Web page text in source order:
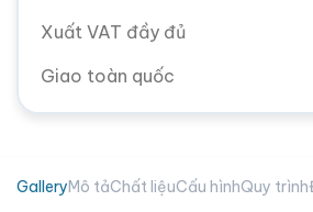
Xuất VAT đầy đủ
Giao toàn quốc
GalleryMô tảChất liệuCấu hìnhQuy trình